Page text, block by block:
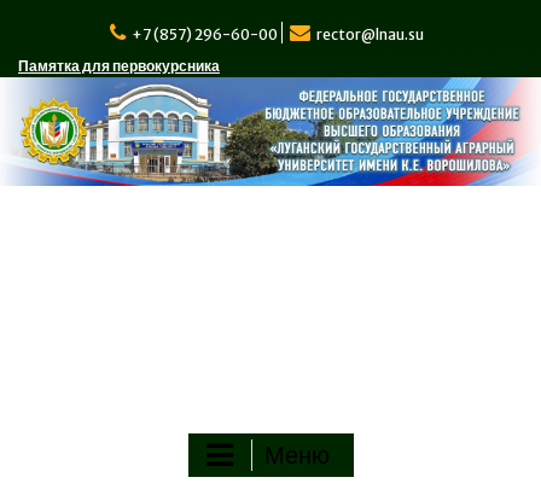
содержимому
+7 (857) 296-60-00
rector@lnau.su
Памятка для первокурсника
Меню